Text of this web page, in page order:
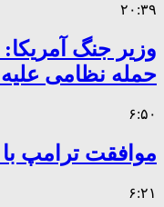
۲۰:۳۹
وزیر جنگ
حمله نظامی
۶:۵۰
موافقت ترامپ با
۶:۲۱